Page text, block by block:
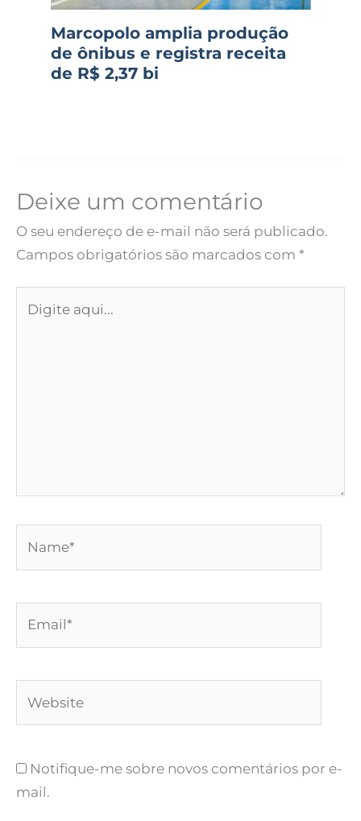
Marcopolo amplia produção
de ônibus e registra receita
de R$ 2,37 bi
Deixe um comentário
O seu endereço de e-mail não será publicado.
Campos obrigatórios são marcados com *
aqui...
Notifique-me sobre novos comentários por e-
mail.